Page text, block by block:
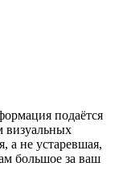
подаётся
визуальных
а не устаревшая,
большое за ваш